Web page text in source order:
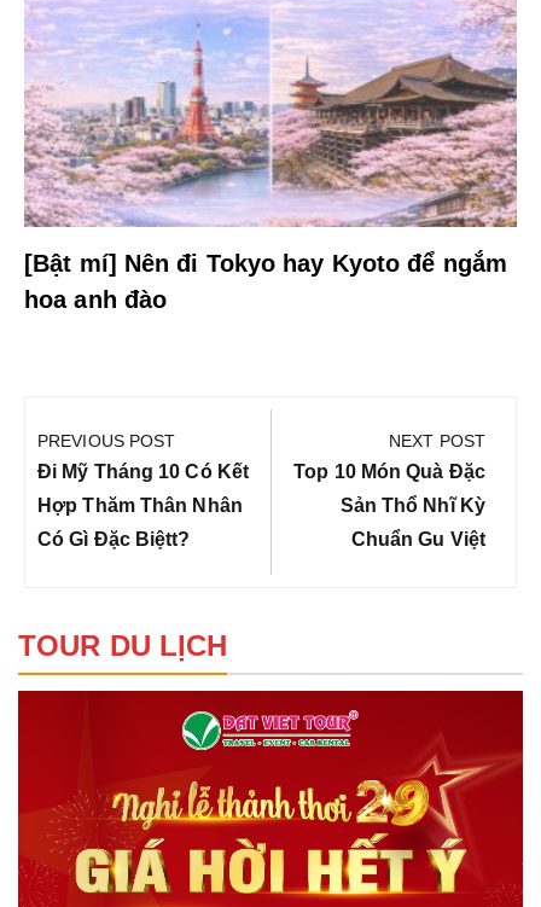
[Bật mí] Nên đi Tokyo hay Kyoto để ngắm
hoa anh đào
hướng
bài
viết
PREVIOUS POST
Previous
Post:
Đi Mỹ Tháng 10 Có Kết
Hợp Thăm Thân Nhân
Có Gì Đặc Biệtt?
NEXT POST
Next
Post:
Top 10 Món Quà Đặc
Sản Thổ Nhĩ Kỳ
Chuẩn Gu Việt
TOUR DU LỊCH